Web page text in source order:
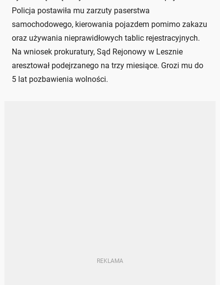
Policja postawiła mu zarzuty paserstwa
samochodowego, kierowania pojazdem pomimo zakazu
oraz używania nieprawidłowych tablic rejestracyjnych.
Na wniosek prokuratury, Sąd Rejonowy w Lesznie
aresztował podejrzanego na trzy miesiące. Grozi mu do
5 lat pozbawienia wolności.